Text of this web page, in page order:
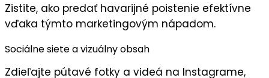
Zistite, ako predať havarijné poistenie efektívne
vďaka týmto marketingovým nápadom.
Sociálne siete a vizuálny obsah
Zdieľajte pútavé fotky a videá na Instagrame,